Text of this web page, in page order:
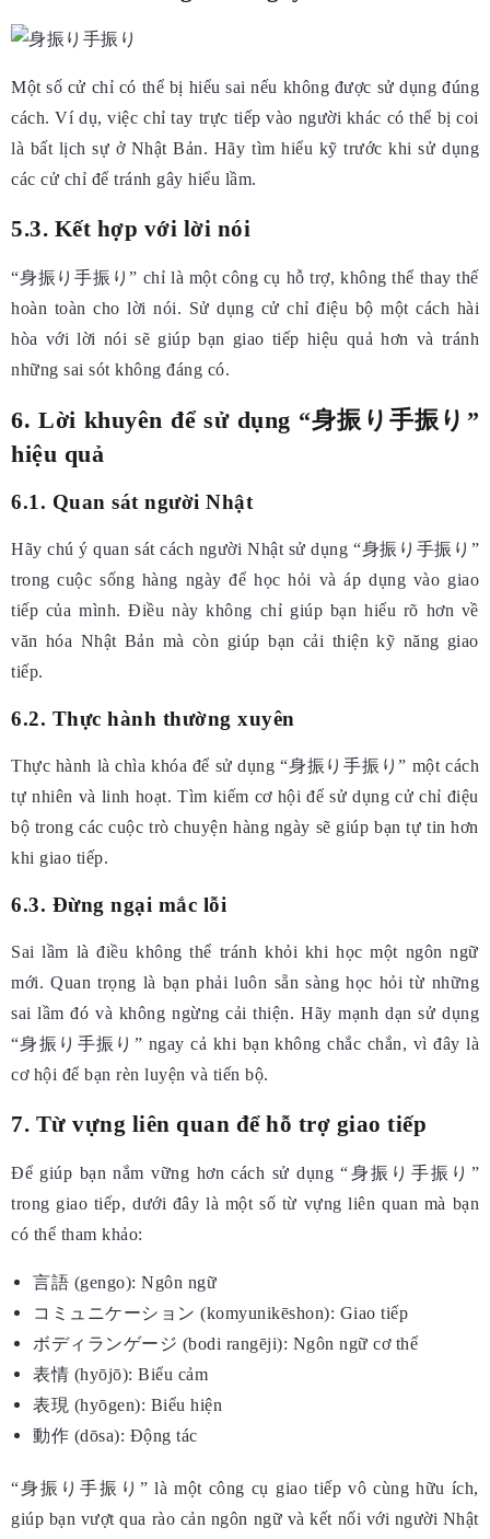
Một số cử chỉ có thể bị hiểu sai nếu không được sử dụng đúng
cách. Ví dụ, việc chỉ tay trực tiếp vào người khác có thể bị coi
là bất lịch sự ở Nhật Bản. Hãy tìm hiểu kỹ trước khi sử dụng
các cử chỉ để tránh gây hiểu lầm.
5.3. Kết hợp với lời nói
“身振り手振り” chỉ là một công cụ hỗ trợ, không thể thay thế
hoàn toàn cho lời nói. Sử dụng cử chỉ điệu bộ một cách hài
hòa với lời nói sẽ giúp bạn giao tiếp hiệu quả hơn và tránh
những sai sót không đáng có.
6. Lời khuyên để sử dụng “身振り手振り”
hiệu quả
6.1. Quan sát người Nhật
Hãy chú ý quan sát cách người Nhật sử dụng “身振り手振り”
trong cuộc sống hàng ngày để học hỏi và áp dụng vào giao
tiếp của mình. Điều này không chỉ giúp bạn hiểu rõ hơn về
văn hóa Nhật Bản mà còn giúp bạn cải thiện kỹ năng giao
tiếp.
6.2. Thực hành thường xuyên
Thực hành là chìa khóa để sử dụng “身振り手振り” một cách
tự nhiên và linh hoạt. Tìm kiếm cơ hội để sử dụng cử chỉ điệu
bộ trong các cuộc trò chuyện hàng ngày sẽ giúp bạn tự tin hơn
khi giao tiếp.
6.3. Đừng ngại mắc lỗi
Sai lầm là điều không thể tránh khỏi khi học một ngôn ngữ
mới. Quan trọng là bạn phải luôn sẵn sàng học hỏi từ những
sai lầm đó và không ngừng cải thiện. Hãy mạnh dạn sử dụng
“身振り手振り” ngay cả khi bạn không chắc chắn, vì đây là
cơ hội để bạn rèn luyện và tiến bộ.
7. Từ vựng liên quan để hỗ trợ giao tiếp
Để giúp bạn nắm vững hơn cách sử dụng “身振り手振り”
trong giao tiếp, dưới đây là một số từ vựng liên quan mà bạn
có thể tham khảo:
言語 (gengo): Ngôn ngữ
コミュニケーション (komyunikēshon): Giao tiếp
ボディランゲージ (bodi rangēji): Ngôn ngữ cơ thể
表情 (hyōjō): Biểu cảm
表現 (hyōgen): Biểu hiện
動作 (dōsa): Động tác
“身振り手振り” là một công cụ giao tiếp vô cùng hữu ích,
giúp bạn vượt qua rào cản ngôn ngữ và kết nối với người Nhật